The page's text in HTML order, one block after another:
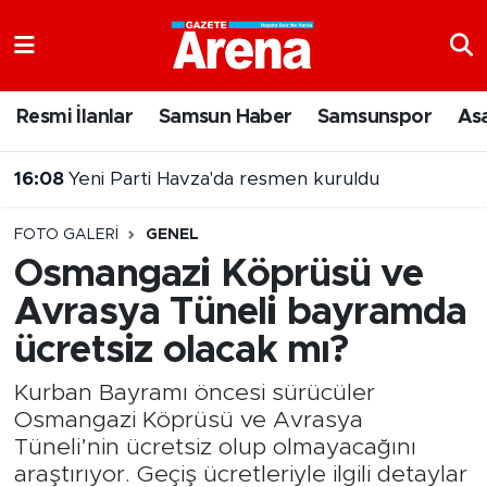
Resmi İlanlar Samsun Haber Samsunspor
16:08 Yeni Parti Havza'da resmen kuruldu
FOTO GALERI GENEL
Osmangazi Köprüsü ve
Avrasya Tüneli bayramda
ücretsiz olacak mı?
Kurban Bayramı öncesi sürücüler
Osmangazi Köprüsü ve Avrasya
Tüneli’nin ücretsiz olup olmayacağını
araştırıyor. Geçiş ücretleriyle ilgili detaylar
Süper Lig Puan Durumu ve Fikstür
Tüm Manşetler
Son Dakika Haberleri
Haber Arşivi